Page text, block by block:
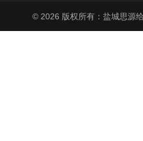
© 2026 版权所有：盐城思源